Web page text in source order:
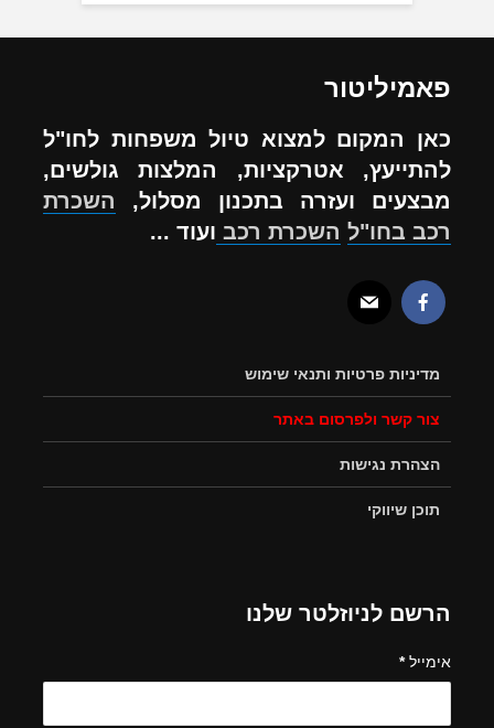
פאמיליטור
כאן המקום למצוא טיול משפחות לחו"ל
להתייעץ, אטרקציות, המלצות גולשים,
מבצעים ועזרה בתכנון מסלול, השכרת
רכב בחו"ל השכרת רכב ועוד ...
מדיניות פרטיות ותנאי שימוש
צור קשר ולפרסום באתר
הצהרת נגישות
תוכן שיווקי
הרשם לניוזלטר שלנו
אימייל*